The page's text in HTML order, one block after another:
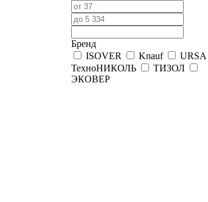
Бренд
ISOVER
Knauf
URSA
ТехноНИКОЛЬ
ТИЗОЛ
ЭКОВЕР